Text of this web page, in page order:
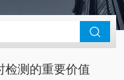
检测的重要价值